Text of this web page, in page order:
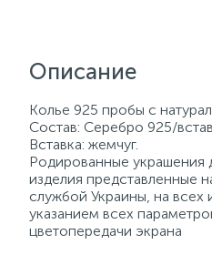
Описание
Колье 925 пробы с
Состав: Серебро 925/
Вставка: жемчуг.
Родированные украшения
изделия представленные
службой Украины, на
указанием всех
цветопередачи экрана